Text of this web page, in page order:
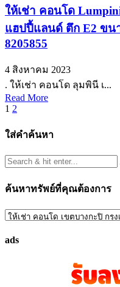
ให้เช่า คอนโด
แฮปปี้แลนด์ ตึก E2 ขน
8205855
4 สิงหาคม 2023
. ให้เช่า คอนโด ลุมพินี เ...
Read More
Posts
pagination
1 2
ใส่คำค้นหา
ค้นหาทรัพย์ที่คุณต้องการ
ค้นหา
ที่
ads